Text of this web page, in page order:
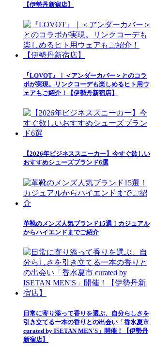
【伊勢丹新宿店】
『LOVOT』｜＜アンダーカバー＞とのコラ
ボが実現。リンクコーデも楽しめるヒト用ウ
ェアもご紹介！【伊勢丹新宿店】
【2026年ビジネススニーカー】今すぐ欲しい
おすすめシューズブランド6選
革靴のメンズ人気ブランド15選！カジュアル
からハイエンドまでご紹介
日常に寄り添って香りを選ぶ、自分らしさを
引き立てる一本の香りとの出会い「香水夏市
curated by ISETAN MEN'S」開催！【伊勢丹
新宿店】